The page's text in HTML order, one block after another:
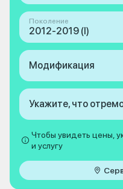
Поколение
2012-2019 (I)
Модификация
Укажите, что
Чтобы увидеть цены,
и услугу